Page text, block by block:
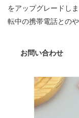
をアップグレードし
転中の携帯電話との
ます。スマートフォ
お問い合わせ